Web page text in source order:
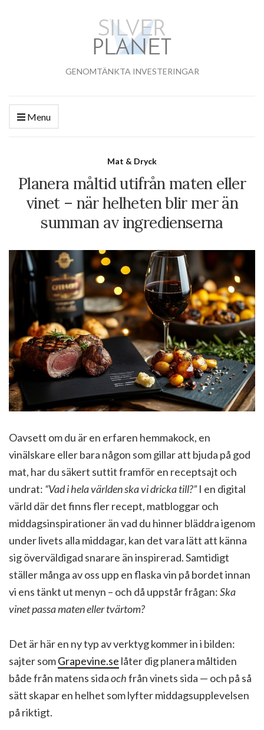
GENOMTÄNKTA INVESTERINGAR
Menu
Mat & Dryck
Planera måltid utifrån maten eller
vinet – när helheten blir mer än
summan av ingredienserna
Oavsett om du är en erfaren hemmakock, en
vinälskare eller bara någon som gillar att bjuda på god
mat, har du säkert suttit framför en receptsajt och
undrat: “Vad i hela världen ska vi dricka till?”I en digital
värld där det finns fler recept, matbloggar och
middagsinspirationer än vad du hinner bläddra igenom
under livets alla middagar, kan det vara lätt att känna
sig överväldigad snarare än inspirerad. Samtidigt
ställer många av oss upp en flaska vin på bordet innan
vi ens tänkt ut menyn – och då uppstår frågan:Ska
vinet passa maten eller tvärtom?
Det är här en ny typ av verktyg kommer in i bilden:
sajter somGrapevine.se låter dig planera måltiden
både från matens sidaochfrån vinets sida — och på så
sätt skapar en helhet som lyfter middagsupplevelsen
på riktigt.